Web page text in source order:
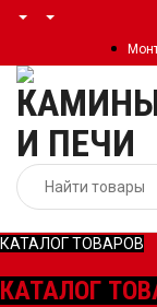
КАТАЛОГ ТОВАРОВ
КАТАЛОГ